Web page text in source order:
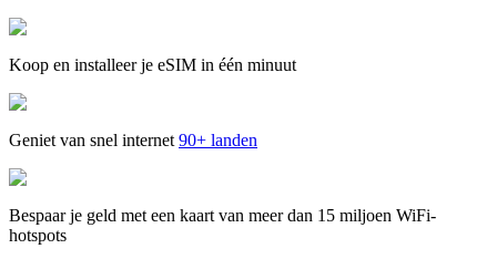
Koop en installeer je eSIM in één minuut
Geniet van snel internet 90+ landen
Bespaar je geld met een kaart van meer dan 15 miljoen WiFi-
hotspots